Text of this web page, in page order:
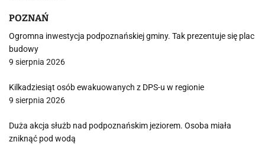
POZNAŃ
Ogromna inwestycja podpoznańskiej gminy. Tak prezentuje się plac
budowy
9 sierpnia 2026
Kilkadziesiąt osób ewakuowanych z DPS-u w regionie
9 sierpnia 2026
Duża akcja służb nad podpoznańskim jeziorem. Osoba miała
zniknąć pod wodą